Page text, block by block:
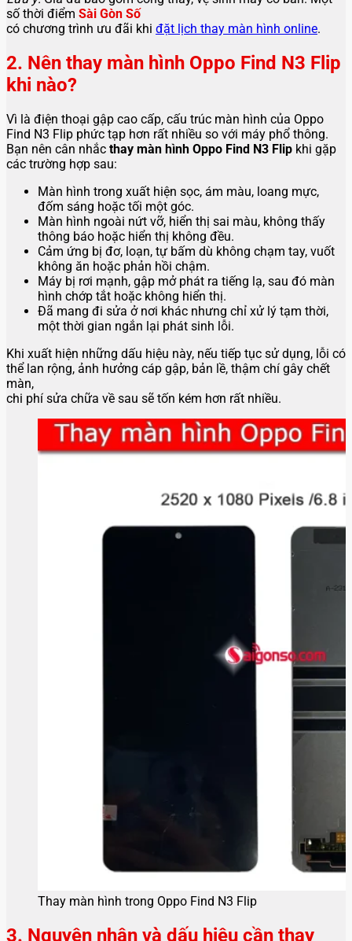
số thời điểm Sài Gòn Số
có chương trình ưu đãi khi đặt lịch thay màn hình online.
2. Nên thay màn hình Oppo Find N3 Flip
khi nào?
Vì là điện thoại gập cao cấp, cấu trúc màn hình của Oppo
Find N3 Flip phức tạp hơn rất nhiều so với máy phổ thông.
Bạn nên cân nhắc thay màn hình Oppo Find N3 Flip khi gặp
các trường hợp sau:
Màn hình trong xuất hiện sọc, ám màu, loang mực,
đốm sáng hoặc tối một góc.
Màn hình ngoài nứt vỡ, hiển thị sai màu, không thấy
thông báo hoặc hiển thị không đều.
Cảm ứng bị đơ, loạn, tự bấm dù không chạm tay, vuốt
không ăn hoặc phản hồi chậm.
Máy bị rơi mạnh, gập mở phát ra tiếng lạ, sau đó màn
hình chớp tắt hoặc không hiển thị.
Đã mang đi sửa ở nơi khác nhưng chỉ xử lý tạm thời,
một thời gian ngắn lại phát sinh lỗi.
Khi xuất hiện những dấu hiệu này, nếu tiếp tục sử dụng, lỗi có
thể lan rộng, ảnh hưởng cáp gập, bản lề, thậm chí gây chết
màn,
chi phí sửa chữa về sau sẽ tốn kém hơn rất nhiều.
Thay màn hình trong Oppo Find N3 Flip
3. Nguyên nhân và dấu hiệu cần thay